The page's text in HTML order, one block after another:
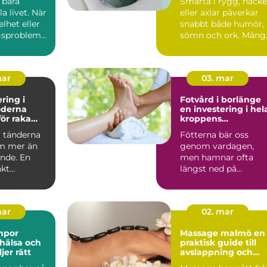
livet. När
eller
eller axlar påverkar
snabbt både humör,
sömn och ork.
i
raka
mer än
En
03. mar
Fotvård i borlänge
en investering i
kroppens
Fötterna bär oss
genom vardagen,
men hamnar ofta
längst ned på
Många väntar med...
och
rätt
02. mar
Massage malmö en
praktisk guide till
avslappning och